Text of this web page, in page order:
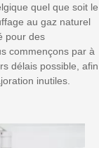
quel que soit le
au gaz naturel
pour des
commençons par à
délais possible, afin
inutiles.